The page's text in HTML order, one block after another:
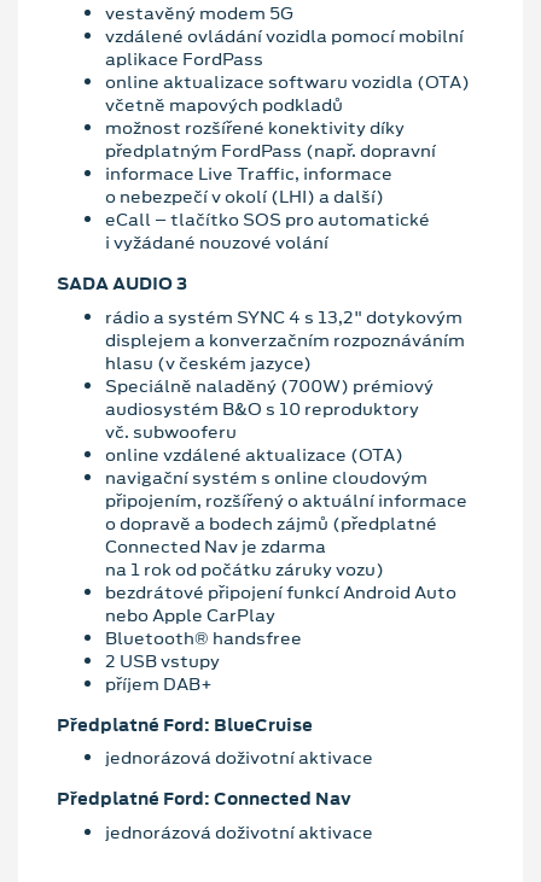
vestavěný modem 5G
vzdálené ovládání vozidla pomocí mobilní
aplikace FordPass
online aktualizace softwaru vozidla (OTA)
včetně mapových podkladů
možnost rozšířené konektivity díky
předplatným FordPass (např. dopravní
informace Live Traffic, informace
o nebezpečí v okolí (LHI) a další)
eCall – tlačítko SOS pro automatické
i vyžádané nouzové volání
SADA AUDIO 3
rádio a systém SYNC 4 s 13,2" dotykovým
displejem a konverzačním rozpoznáváním
hlasu (v českém jazyce)
Speciálně naladěný (700W) prémiový
audiosystém B&O s 10 reproduktory
vč. subwooferu
online vzdálené aktualizace (OTA)
navigační systém s online cloudovým
připojením, rozšířený o aktuální informace
o dopravě a bodech zájmů (předplatné
Connected Nav je zdarma
na 1 rok od počátku záruky vozu)
bezdrátové připojení funkcí Android Auto
nebo Apple CarPlay
Bluetooth® handsfree
2 USB vstupy
příjem DAB+
Předplatné Ford: BlueCruise
jednorázová doživotní aktivace
Předplatné Ford: Connected Nav
jednorázová doživotní aktivace